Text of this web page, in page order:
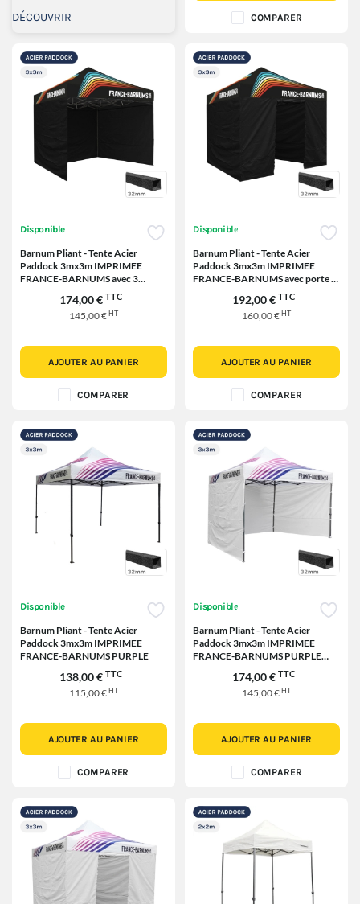
DÉCOUVRIR COMPARER
Disponible
Barnum Pliant - Tente Acier
Paddock 3mx3m IMPRIMEE
FRANCE-BARNUMS avec 3
174,00 € TTC
145,00 €HT
AJOUTER AU PANIER
COMPARER
Disponible
Barnum Pliant - Tente Acier
Paddock 3mx3m IMPRIMEE
FRANCE-BARNUMS avec porte -
192,00 € TTC
160,00 €HT
AJOUTER AU PANIER
COMPARER
Disponible
Barnum Pliant - Tente Acier
Paddock 3mx3m IMPRIMEE
FRANCE-BARNUMS PURPLE
138,00 € TTC
115,00 €HT
AJOUTER AU PANIER
COMPARER
Disponible
Barnum Pliant - Tente Acier
Paddock 3mx3m IMPRIMEE
FRANCE-BARNUMS PURPLE
174,00 € TTC
145,00 €HT
AJOUTER AU PANIER
COMPARER